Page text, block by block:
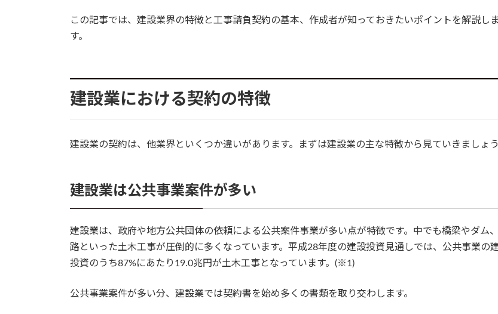
この記事では、建設業界の特徴と工事請負契約の基本、作成者が知っておきたいポイントを解説しま
す。
建設業における契約の特徴
建設業の契約は、他業界といくつか違いがあります。まずは建設業の主な特徴から見ていきましょう
建設業は公共事業案件が多い
建設業は、政府や地方公共団体の依頼による公共案件事業が多い点が特徴です。中でも橋梁やダム
路といった土木工事が圧倒的に多くなっています。平成28年度の建設投資見通しでは、公共事業の
投資のうち87%にあたり19.0兆円が土木工事となっています。(※1)
公共事業案件が多い分、建設業では契約書を始め多くの書類を取り交わします。